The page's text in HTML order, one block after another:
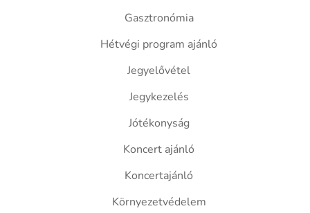
Gasztronómia
Hétvégi program ajánló
Jegyelővétel
Jegykezelés
Jótékonyság
Koncert ajánló
Koncertajánló
Környezetvédelem